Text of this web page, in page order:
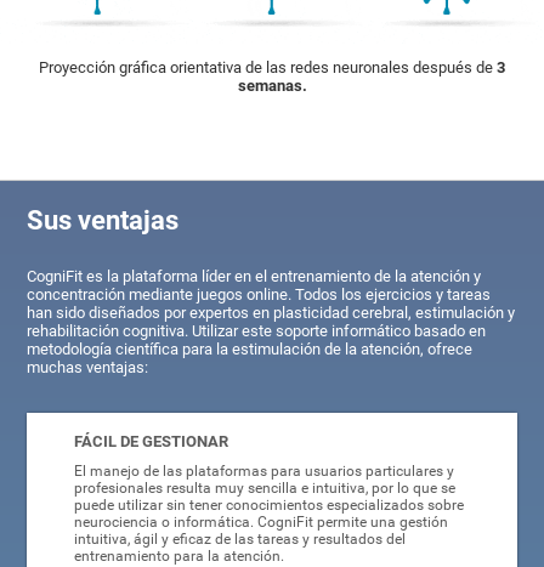
Proyección gráfica orientativa de las redes neuronales después de 3
semanas.
Sus ventajas
CogniFit es la plataforma líder en el entrenamiento de la atención y
concentración mediante juegos online. Todos los ejercicios y tareas
han sido diseñados por expertos en plasticidad cerebral, estimulación y
rehabilitación cognitiva. Utilizar este soporte informático basado en
metodología científica para la estimulación de la atención, ofrece
muchas ventajas:
FÁCIL DE GESTIONAR
El manejo de las plataformas para usuarios particulares y
profesionales resulta muy sencilla e intuitiva, por lo que se
puede utilizar sin tener conocimientos especializados sobre
neurociencia o informática. CogniFit permite una gestión
intuitiva, ágil y eficaz de las tareas y resultados del
entrenamiento para la atención.